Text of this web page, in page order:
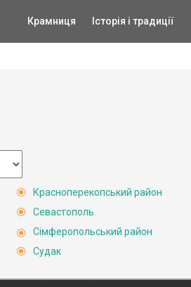
Крамниця Історія і традиції
Красноперекопський район
Севастополь
Сімферопольський район
Судак